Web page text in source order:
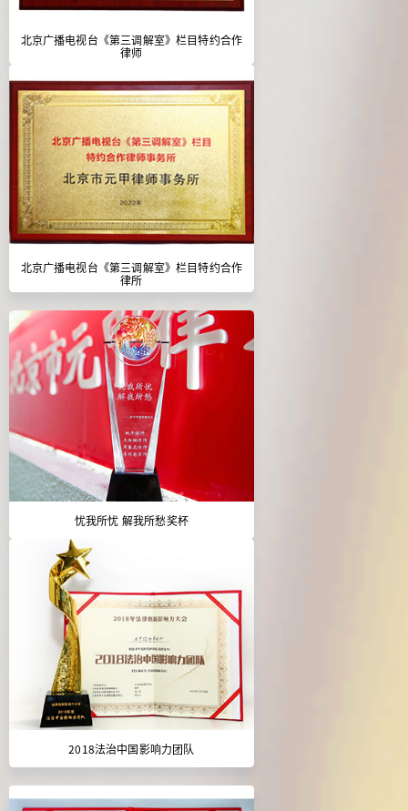
北京广播电视台《第三调解室》栏目特约合作
律师
北京广播电视台《第三调解室》栏目特约合作
律所
忧我所忧 解我所愁奖杯
2018法治中国影响力团队